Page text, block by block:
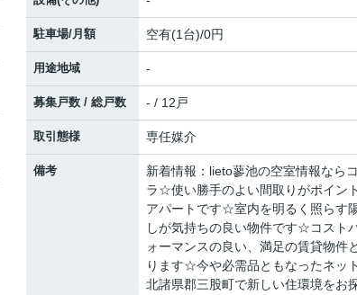
駐車場/月額 空有(1台)/0円
用途地域 -
募集戸数 / 総戸数 - / 12戸
取引態様 専任媒介
備考
新着情報：lieto蓼池の空室情報なら
ラ☆使い勝手のよい間取りがポイン
アパートです☆室内を明るく照らす
しが気持ちの良い物件です☆コスト
ォーマンスの良い、満足の賃貸物件
ります☆今や必需品ともなったネッ
北諸県郡三股町で新しい住環境をお